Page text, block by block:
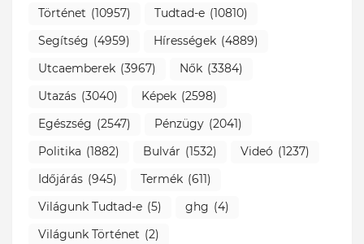
Történet (10957) Tudtad-e (10810)
Segítség (4959) Hírességek (4889)
Utcaemberek (3967) Nők (3384)
Utazás (3040) Képek (2598)
Egészség (2547) Pénzügy (2041)
Politika (1882) Bulvár (1532) Videó (1237)
Időjárás (945) Termék (611)
Világunk Tudtad-e (5) ghg (4)
Világunk Történet (2)